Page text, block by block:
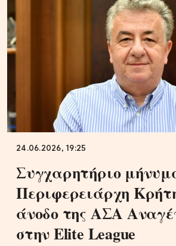
24.06.2026, 19:25
Συγχαρητήριο
Περιφερειάρχη
άνοδο της ΑΣΑ
στην Elite League